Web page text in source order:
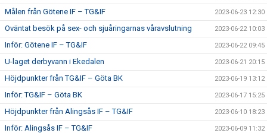
Målen från Götene IF – TG&IF 2023-06-23 12:30
Oväntat besök på sex- och sjuåringarnas våravslutning 2023-06-22 10:03
Inför: Götene IF – TG&IF 2023-06-22 09:45
U-laget derbyvann i Ekedalen 2023-06-21 20:15
Höjdpunkter från TG&IF – Göta BK 2023-06-19 13:12
Inför: TG&IF – Göta BK 2023-06-17 15:25
Höjdpunkter från Alingsås IF – TG&IF 2023-06-10 18:23
Inför: Alingsås IF – TG&IF 2023-06-09 11:32